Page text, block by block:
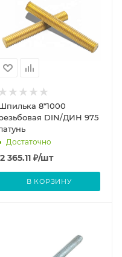
8*1000
DIN/ДИН 975
Достаточно
2 365.11₽/шт
В КОРЗИНУ